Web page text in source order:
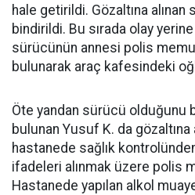
hale getirildi. Gözaltına
bindirildi. Bu sırada olay
sürücünün annesi polis
bulunarak araç kafesindeki
Öte yandan sürücü olduğunu
bulunan Yusuf K. da gözaltına
hastanede sağlık
ifadeleri alınmak üzere polis
Hastanede yapılan alkol